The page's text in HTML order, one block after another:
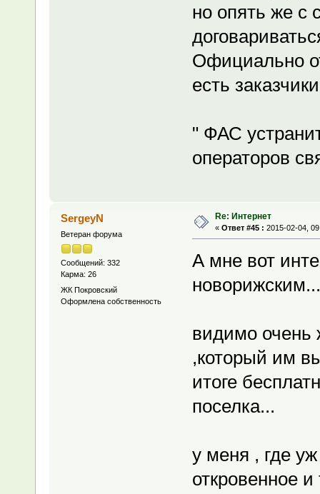
но опять же с
Официально
есть
" ФАС
операторов
SergeyN
Ветеран форума
Сообщений: 332
Карма: 26
ЖК Покровский
Оформлена собственность
Re: Интернет
« Ответ #45 : 2015-02-04,
А мне вот
новорижским...
видимо очень
,который им
итоге
поселка...
у меня , где
откровенное